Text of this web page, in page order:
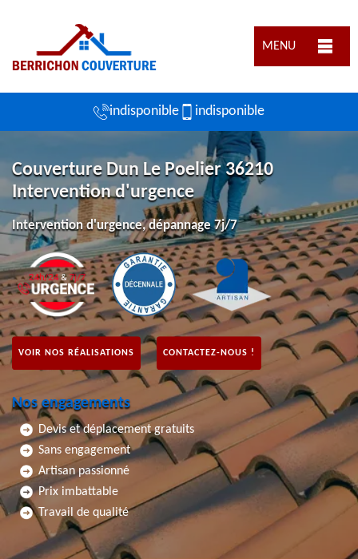
MENU
indisponible indisponible
Couverture Dun Le Poelier 36210
Intervention d'urgence
Intervention d'urgence, dépannage 7j/7
VOIR NOS RÉALISATIONS CONTACTEZ-NOUS !
Nos engagements
Devis et déplacement gratuits
Sans engagement
Artisan passionné
Prix imbattable
Travail de qualité